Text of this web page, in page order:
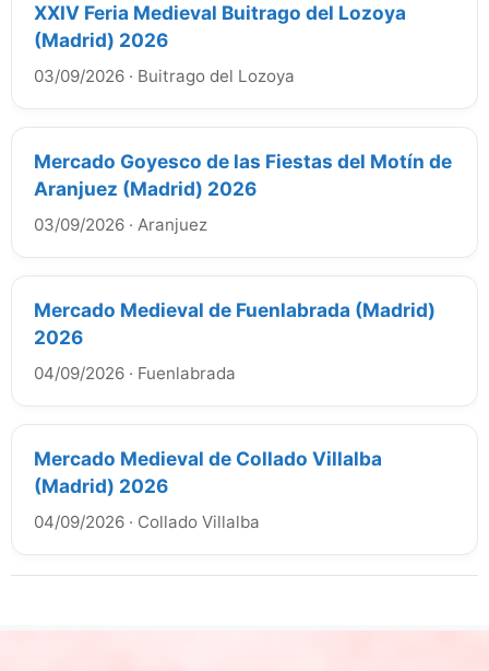
XXIV Feria Medieval Buitrago del Lozoya
(Madrid) 2026
03/09/2026 · Buitrago del Lozoya
Mercado Goyesco de las Fiestas del Motín de
Aranjuez (Madrid) 2026
03/09/2026 · Aranjuez
Mercado Medieval de Fuenlabrada (Madrid)
2026
04/09/2026 · Fuenlabrada
Mercado Medieval de Collado Villalba
(Madrid) 2026
04/09/2026 · Collado Villalba